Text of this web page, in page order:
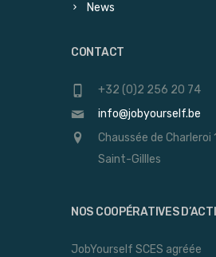
News
CONTACT
+32 (0)2 256 20 74
info@jobyourself.be
Chaussée de Charleroi
Saint-Gillles
NOS COOPÉRATIVES
JobYourself SCES agréée